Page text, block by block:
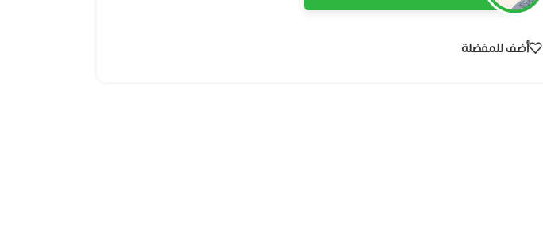
أضف للمفضلة